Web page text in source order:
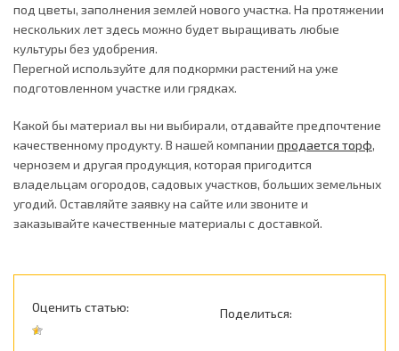
под цветы, заполнения землей нового участка. На протяжении
нескольких лет здесь можно будет выращивать любые
культуры без удобрения.
Перегной используйте для подкормки растений на уже
подготовленном участке или грядках.
Какой бы материал вы ни выбирали, отдавайте предпочтение
качественному продукту. В нашей компании продается торф,
чернозем и другая продукция, которая пригодится
владельцам огородов, садовых участков, больших земельных
угодий. Оставляйте заявку на сайте или звоните и
заказывайте качественные материалы с доставкой.
Оценить статью: Поделиться: